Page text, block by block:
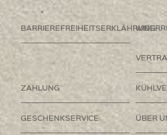
BARRIEREFREIHEITSERKLÄHRUNG
ZAHLUNG
GESCHENKSERVICE ÜBER